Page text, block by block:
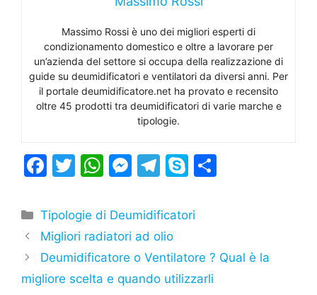
Massimo Rossi è uno dei migliori esperti di
condizionamento domestico e oltre a lavorare per
un’azienda del settore si occupa della realizzazione di
guide su deumidificatori e ventilatori da diversi anni. Per
il portale deumidificatore.net ha provato e recensito
oltre 45 prodotti tra deumidificatori di varie marche e
tipologie.
F
c
e
b
o
T
itt
er
W
at
s
A
p
M
s
s
e
n
T
e
gr
a
m
S
y
e
vi
Categorie
Tipologie di Deumidificatori
Migliori radiatori ad olio
Deumidificatore o Ventilatore ? Qual è la
migliore scelta e quando utilizzarli